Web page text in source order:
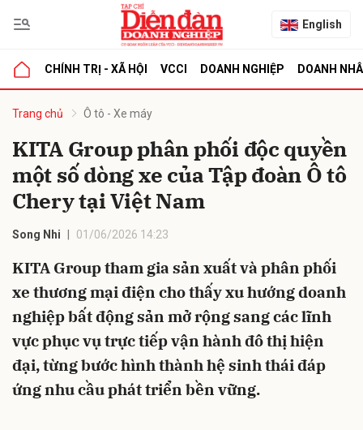
English
CHÍNH TRỊ - XÃ HỘI VCCI DOANH NGHIỆP DOANH
Trang chủ Ô tô - Xe máy
KITA Group phân phối độc quyền
một số dòng xe của Tập đoàn Ô tô
Chery tại Việt Nam
Song Nhi 01/06/2026 14:23
KITA Group tham gia sản xuất và phân phối
xe thương mại điện cho thấy xu hướng doanh
nghiệp bất động sản mở rộng sang các lĩnh
vực phục vụ trực tiếp vận hành đô thị hiện
đại, từng bước hình thành hệ sinh thái đáp
ứng nhu cầu phát triển bền vững.
luận
Hủy